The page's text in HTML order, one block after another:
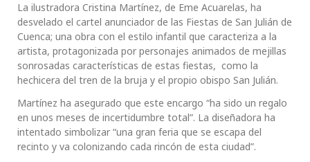
La ilustradora Cristina Martínez, de Eme Acuarelas, ha
desvelado el cartel anunciador de las Fiestas de San Julián de
Cuenca; una obra con el estilo infantil que caracteriza a la
artista, protagonizada por personajes animados de mejillas
sonrosadas características de estas fiestas, como la
hechicera del tren de la bruja y el propio obispo San Julián.
Martínez ha asegurado que este encargo “ha sido un regalo
en unos meses de incertidumbre total”. La diseñadora ha
intentado simbolizar “una gran feria que se escapa del
recinto y va colonizando cada rincón de esta ciudad”.